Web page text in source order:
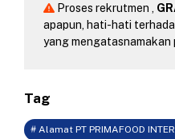
Proses rekrutmen ,
apapun, hati-hati
yang mengatasnamakan
Tag
# Alamat PT PRIMAFOOD